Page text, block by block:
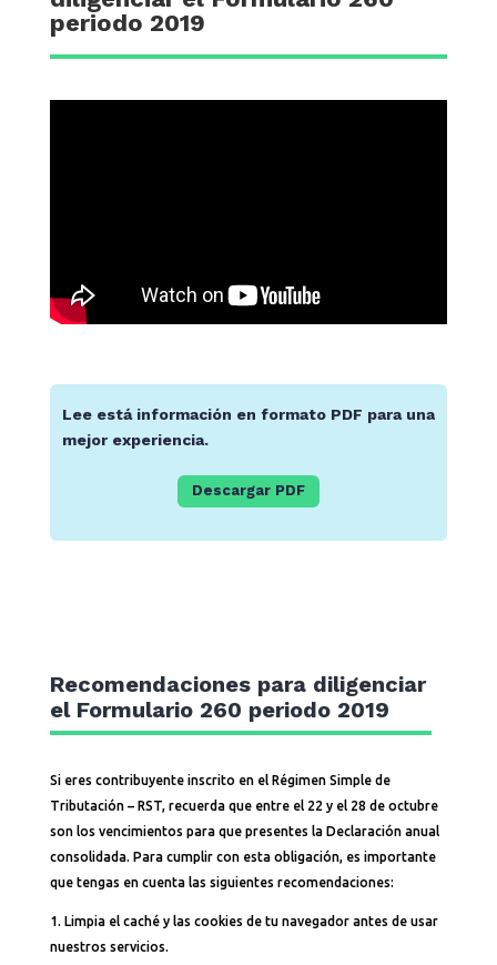
periodo 2019
Lee está información en formato PDF para una
mejor experiencia.
Descargar PDF
Recomendaciones para diligenciar
el Formulario 260 periodo 2019
Si eres contribuyente inscrito en el Régimen Simple de
Tributación – RST, recuerda que entre el 22 y el 28 de octubre
son los vencimientos para que presentes la Declaración anual
consolidada. Para cumplir con esta obligación, es importante
que tengas en cuenta las siguientes recomendaciones:
1. Limpia el caché y las cookies de tu navegador antes de usar
nuestros servicios.